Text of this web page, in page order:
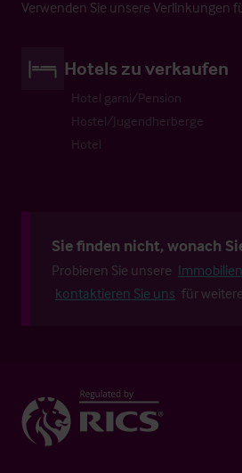
Verwenden Sie unsere Verlinkungen
Hotels zu verkaufen
Hotel garni/Pension
Hostel/Jugendherberge
Hotel
Sie finden nicht, wonach
Probieren Sie unsere
kontaktieren Sie uns für